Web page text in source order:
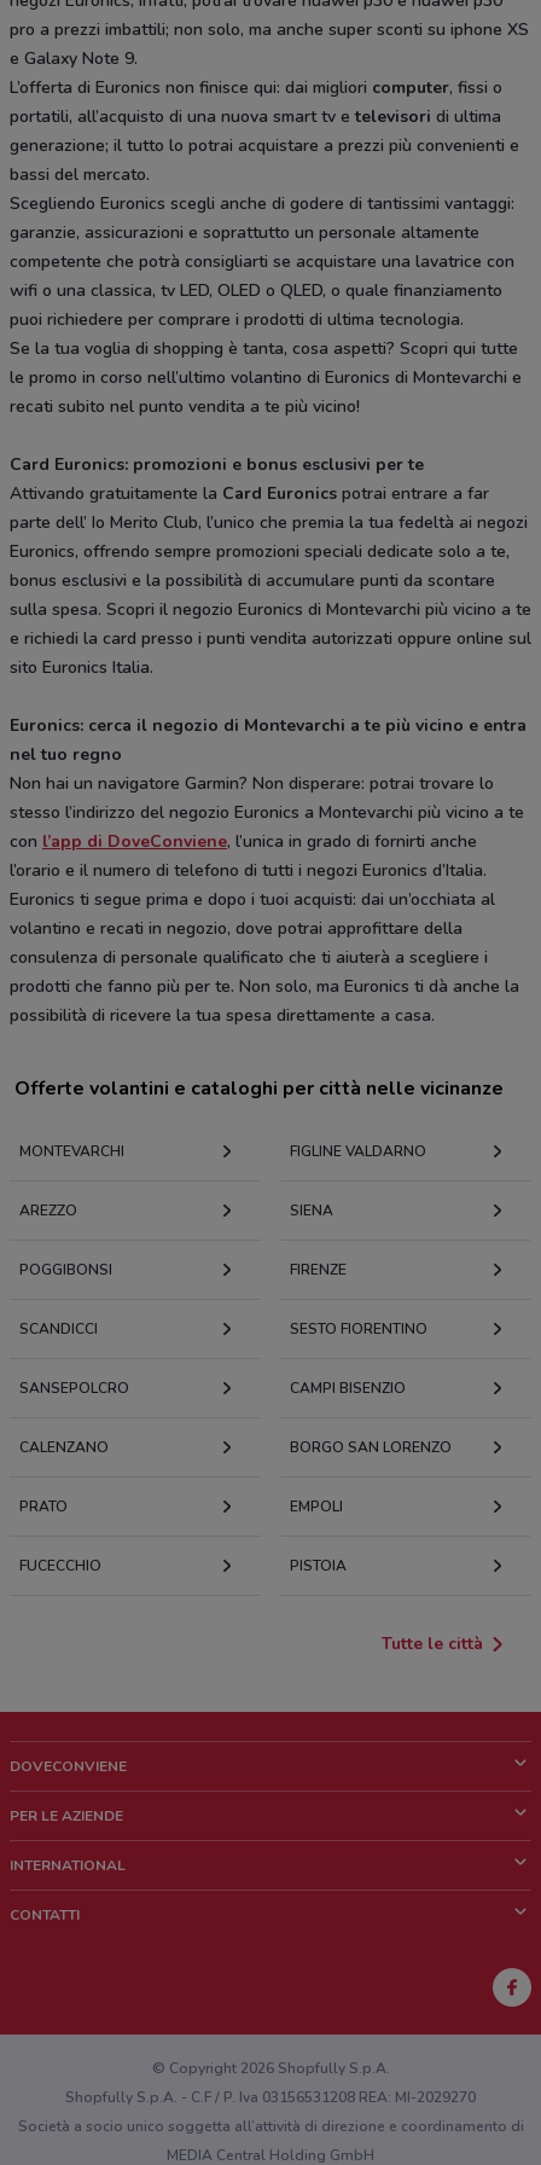
pro a prezzi imbattili; non solo, ma anche super sconti su iphone XS
e Galaxy Note 9.
L’offerta di Euronics non finisce qui: dai migliori computer, fissi o
portatili, all’acquisto di una nuova smart tv etelevisori di ultima
generazione; il tutto lo potrai acquistare a prezzi più convenienti e
bassi del mercato.
Scegliendo Euronics scegli anche di godere di tantissimi vantaggi:
garanzie, assicurazioni e soprattutto un personale altamente
competente che potrà consigliarti se acquistare una lavatrice con
wifi o una classica, tv LED, OLED o QLED, o quale finanziamento
puoi richiedere per comprare i prodotti di ultima tecnologia.
Se la tua voglia di shopping è tanta, cosa aspetti? Scopri qui tutte
le promo in corso nell’ultimo volantino di Euronics di Montevarchi e
recati subito nel punto vendita a te più vicino!
Card Euronics: promozioni e bonus esclusivi per te
Attivando gratuitamente la Card Euronics potrai entrare a far
parte dell’ Io Merito Club, l’unico che premia la tua fedeltà ai negozi
Euronics, offrendo sempre promozioni speciali dedicate solo a te,
bonus esclusivi e la possibilità di accumulare punti da scontare
sulla spesa. Scopri il negozio Euronics di Montevarchi più vicino a te
e richiedi la card presso i punti vendita autorizzati oppure online sul
sito Euronics Italia.
Euronics: cerca il negozio di Montevarchi a te più vicino e entra
nel tuo regno
Non hai un navigatore Garmin? Non disperare: potrai trovare lo
stesso l’indirizzo del negozio Euronics a Montevarchi più vicino a te
con l’app di DoveConviene, l’unica in grado di fornirti anche
l’orario e il numero di telefono di tutti i negozi Euronics d’Italia.
Euronics ti segue prima e dopo i tuoi acquisti: dai un’occhiata al
volantino e recati in negozio, dove potrai approfittare della
consulenza di personale qualificato che ti aiuterà a scegliere i
prodotti che fanno più per te. Non solo, ma Euronics ti dà anche la
possibilità di ricevere la tua spesa direttamente a casa.
Offerte volantini e cataloghi per città nelle vicinanze
MONTEVARCHI FIGLINE VALDARNO
AREZZO SIENA
POGGIBONSI FIRENZE
SCANDICCI SESTO FIORENTINO
SANSEPOLCRO CAMPI BISENZIO
CALENZANO BORGO SAN LORENZO
PRATO EMPOLI
FUCECCHIO PISTOIA
Tutte le città
DOVECONVIENE
Chi siamo
Lavora con noi
PER LE AZIENDE
Richieste commerciali e marketing
INTERNATIONAL
CONTATTI
Hai un malfunzionamento sul web o sull'app?
© Copyright 2026 Shopfully S.p.A.
Shopfully S.p.A. - C.F / P. Iva 03156531208 REA: MI-2029270
Società a socio unico soggetta all’attività di direzione e coordinamento di
MEDIA Central Holding GmbH